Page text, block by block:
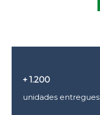
+ 1.200
unidades entregues